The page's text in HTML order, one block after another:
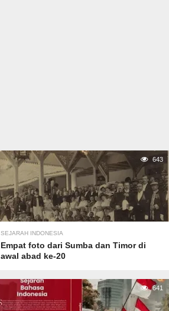
643
SEJARAH INDONESIA
Empat foto dari Sumba dan Timor di
awal abad ke-20
641